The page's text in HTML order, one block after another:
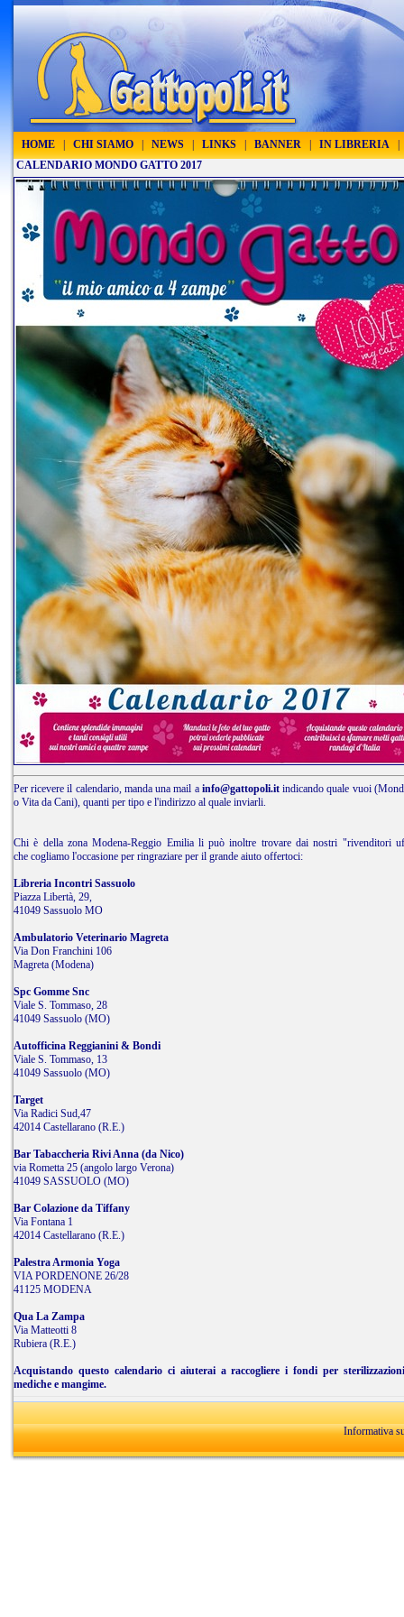
HOME CHI SIAMO NEWS LINKS BANNER IN LIBRERIA
CALENDARIO MONDO GATTO 2017
Per ricevere il calendario, manda una mail a info@gattopoli.it indicando quale vuoi
o Vita da Cani), quanti per tipo e l'indirizzo al quale inviarli.
Chi è della zona Modena-Reggio Emilia li può inoltre trovare dai nostri "rivenditori
che cogliamo l'occasione per ringraziare per il grande aiuto offertoci:
Libreria Incontri Sassuolo
Piazza Libertà, 29,
41049 Sassuolo MO
Ambulatorio Veterinario Magreta
Via Don Franchini 106
Magreta (Modena)
Spc Gomme Snc
Viale S. Tommaso, 28
41049 Sassuolo (MO)
Autofficina Reggianini & Bondi
Viale S. Tommaso, 13
41049 Sassuolo (MO)
Target
Via Radici Sud,47
42014 Castellarano (R.E.)
Bar Tabaccheria Rivi Anna (da Nico)
via Rometta 25 (angolo largo Verona)
41049 SASSUOLO (MO)
Bar Colazione da Tiffany
Via Fontana 1
42014 Castellarano (R.E.)
Palestra Armonia Yoga
VIA PORDENONE 26/28
41125 MODENA
Qua La Zampa
Via Matteotti 8
Rubiera (R.E.)
Acquistando questo calendario ci aiuterai a raccogliere i fondi per
mediche e mangime.
Informativa